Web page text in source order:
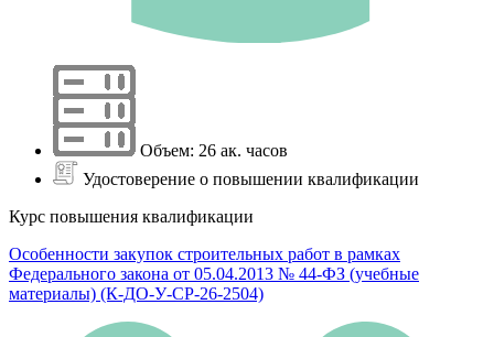
Объем: 26 ак. часов
Удостоверение о повышении квалификации
Курс повышения квалификации
Особенности закупок строительных работ в рамках
Федерального закона от 05.04.2013 № 44-ФЗ (учебные
материалы) (К-ДО-У-СР-26-2504)